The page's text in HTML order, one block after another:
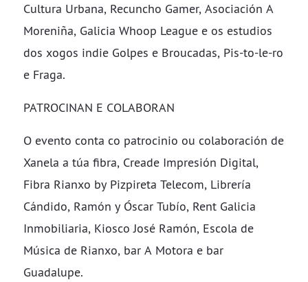
Cultura Urbana, Recuncho Gamer, Asociación A
Moreniña, Galicia Whoop League e os estudios
dos xogos indie Golpes e Broucadas, Pis-to-le-ro
e Fraga.
PATROCINAN E COLABORAN
O evento conta co patrocinio ou colaboración de
Xanela a túa fibra, Creade Impresión Digital,
Fibra Rianxo by Pizpireta Telecom, Librería
Cándido, Ramón y Óscar Tubío, Rent Galicia
Inmobiliaria, Kiosco José Ramón, Escola de
Música de Rianxo, bar A Motora e bar
Guadalupe.